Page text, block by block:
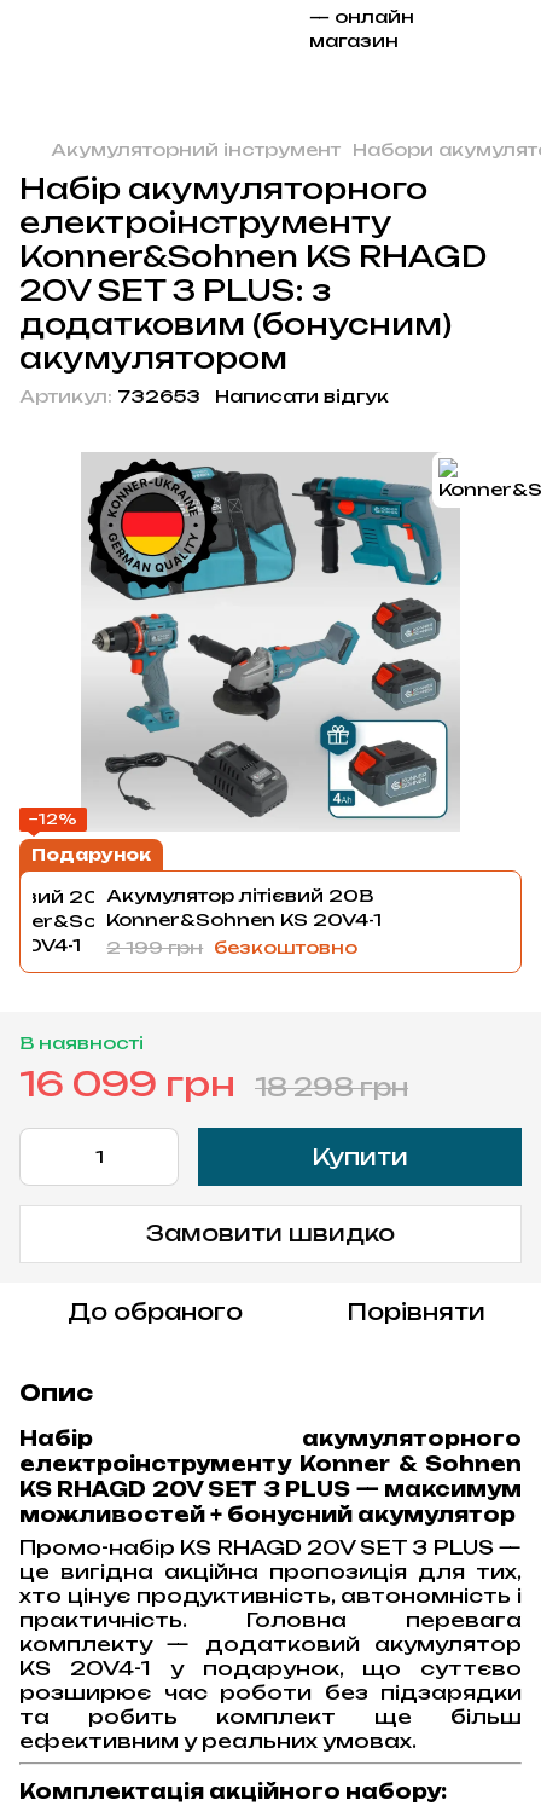
Акумуляторний інструмент Набори
Набір акумуляторного
електроінструменту
Konner&Sohnen KS RHAGD
20V SET 3 PLUS: з
додатковим (бонусним)
акумулятором
Артикул: 732653 Написати відгук
−12%
Подарунок
Акумулятор літієвий 20В
Konner&Sohnen KS 20V4-1
2 199 грн безкоштовно
В наявності
16 099 грн 18 298 грн
Купити
Замовити швидко
До обраного Порівняти
Опис
Набір акумуляторного
електроінструменту Konner & Sohnen
KS RHAGD 20V SET 3 PLUS — максимум
можливостей + бонусний акумулятор
Промо-набір KS RHAGD 20V SET 3 PLUS —
це вигідна акційна пропозиція для тих,
хто цінує продуктивність, автономність і
практичність. Головна перевага
комплекту — додатковий акумулятор
KS 20V4-1 у подарунок, що суттєво
розширює час роботи без підзарядки
та робить комплект ще більш
ефективним у реальних умовах.
Комплектація акційного набору: